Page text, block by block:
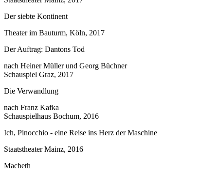
Der siebte Kontinent
Theater im Bauturm, Köln, 2017
Der Auftrag: Dantons Tod
nach Heiner Müller und Georg Büchner
Schauspiel Graz, 2017
Die Verwandlung
nach Franz Kafka
Schauspielhaus Bochum, 2016
Ich, Pinocchio - eine Reise ins Herz der Maschine
Staatstheater Mainz, 2016
Macbeth